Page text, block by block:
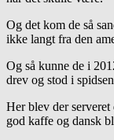
Og det kom de så
ikke langt fra den
Og så kunne de i
drev og stod i
Her blev der serveret
god kaffe og dansk